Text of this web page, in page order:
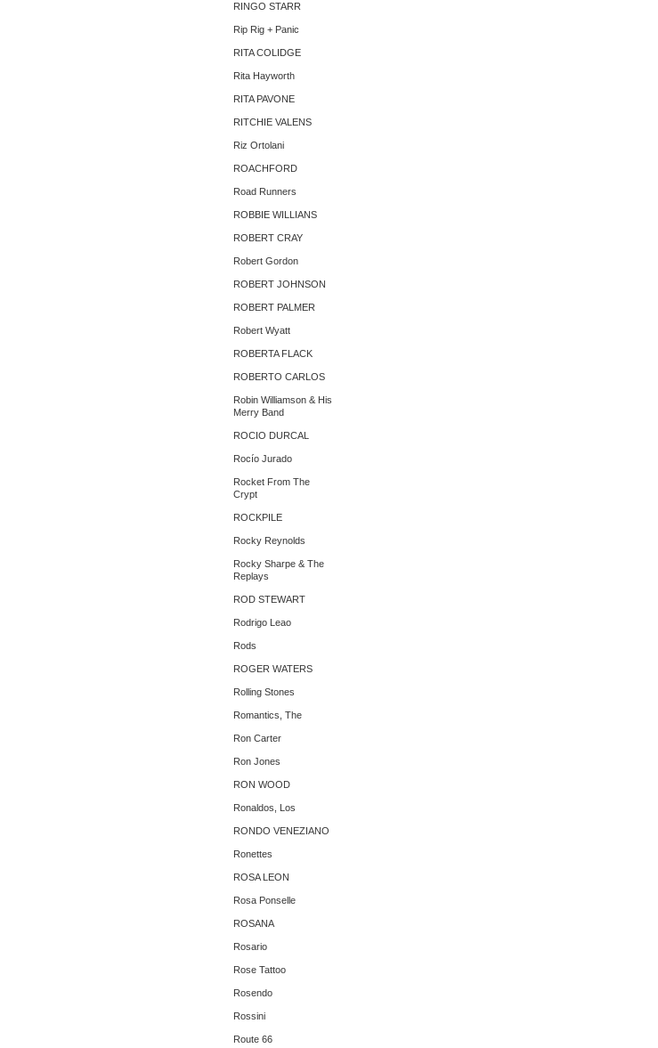
RINGO STARR
Rip Rig + Panic
RITA COLIDGE
Rita Hayworth
RITA PAVONE
RITCHIE VALENS
Riz Ortolani
ROACHFORD
Road Runners
ROBBIE WILLIANS
ROBERT CRAY
Robert Gordon
ROBERT JOHNSON
ROBERT PALMER
Robert Wyatt
ROBERTA FLACK
ROBERTO CARLOS
Robin Williamson & His
Merry Band
ROCIO DURCAL
Rocío Jurado
Rocket From The
Crypt
ROCKPILE
Rocky Reynolds
Rocky Sharpe & The
Replays
ROD STEWART
Rodrigo Leao
Rods
ROGER WATERS
Rolling Stones
Romantics, The ‎
Ron Carter
Ron Jones
RON WOOD
Ronaldos, Los
RONDO VENEZIANO
Ronettes
ROSA LEON
Rosa Ponselle
ROSANA
Rosario
Rose Tattoo
Rosendo
Rossini
Route 66